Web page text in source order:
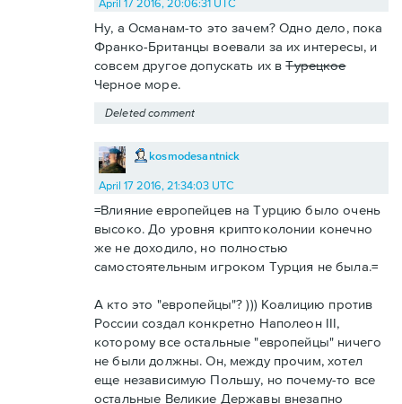
April 17 2016, 20:06:31 UTC
Ну, а Османам-то это зачем? Одно дело, пока
Франко-Британцы воевали за их интересы, и
совсем другое допускать их вТурецкое
Черное море.
Deleted comment
kosmodesantnick
April 17 2016, 21:34:03 UTC
=Влияние европейцев на Турцию было очень
высоко. До уровня криптоколонии конечно
же не доходило, но полностью
самостоятельным игроком Турция не была.=
А кто это "европейцы"? ))) Коалицию против
России создал конкретно Наполеон III,
которому все остальные "европейцы" ничего
не были должны. Он, между прочим, хотел
еще независимую Польшу, но почему-то все
остальные Великие Державы внезапно